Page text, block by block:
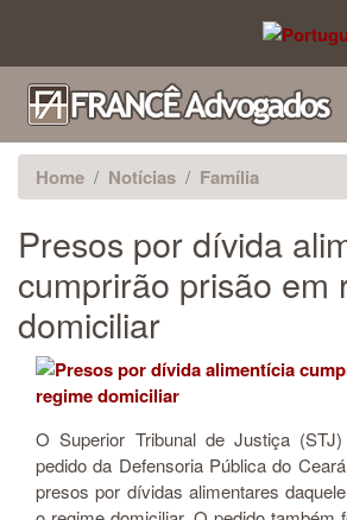
Home Notícias Família
Presos por dívida
cumprirão prisão em
domiciliar
O Superior Tribunal de Justiça
pedido da Defensoria Pública do
presos por dívidas alimentares